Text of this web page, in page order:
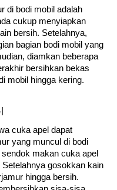
di bodi mobil adalah
cukup menyiapkan
bersih. Setelahnya,
bagian bodi mobil yang
diamkan beberapa
bersihkan bekas
mobil hingga kering.
cuka apel dapat
yang muncul di bodi
makan cuka apel
gosokkan kain
hingga bersih.